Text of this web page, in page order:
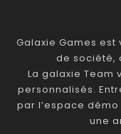
Galaxie Games
de société,
La galaxie Team
personnalisés.
par l’espace
une